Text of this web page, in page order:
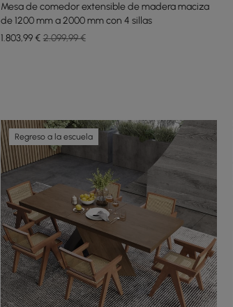
Mesa de comedor extensible de madera maciza
de 1200 mm a 2000 mm con 4 sillas
1.803,99€ 2.099,99 €
Regreso a la escuela